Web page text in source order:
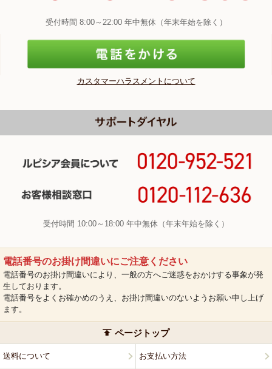
受付時間 8:00～22:00 年中無休（年末年始を除く）
カスタマーハラスメントについて
受付時間 10:00～18:00 年中無休（年末年始を除く）
電話番号のお掛け間違いにご注意ください
電話番号のお掛け間違いにより、一般の方へご迷惑をおかけする事象が発
生しております。
電話番号をよくお確かめのうえ、お掛け間違いのないようお願い申し上げ
ます。
ページトップ
送料について お支払い方法